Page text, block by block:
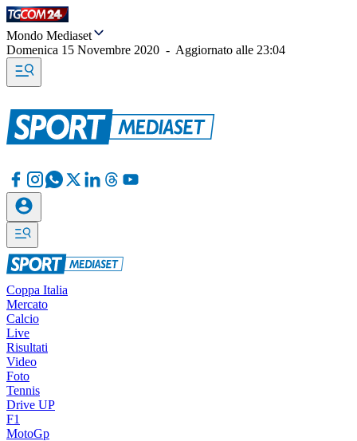
Mondo Mediaset
Domenica 15 Novembre 2020 - Aggiornato alle 23:04
Coppa Italia
Mercato
Calcio
Live
Risultati
Video
Foto
Tennis
Drive UP
F1
MotoGp